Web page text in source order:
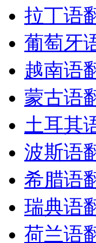
拉丁语
葡萄牙
越南语
蒙古语
土耳其
波斯语
希腊语
瑞典语
荷兰语